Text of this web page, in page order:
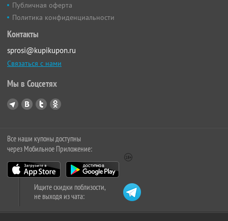
Публичная оферта
Политика конфиденциальности
Контакты
sprosi@kupikupon.ru
Связаться с нами
Мы в Соцсетях
Все наши купоны доступны
через Мобильное Приложение:
Ищите скидки поблизости,
не выходя из чата: